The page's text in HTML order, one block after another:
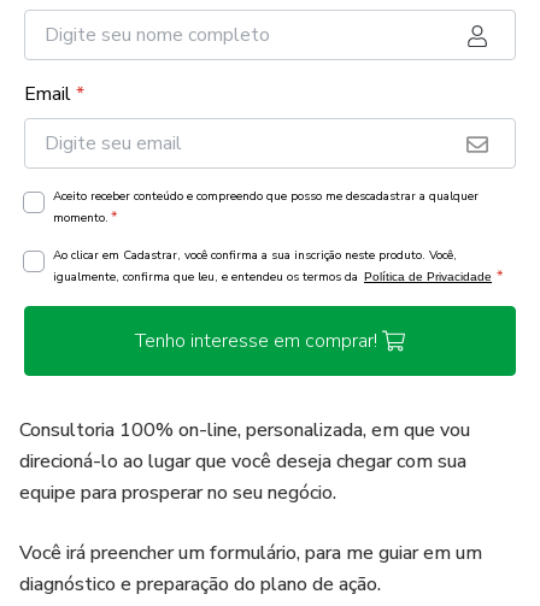
Email*
Aceito receber conteúdo e compreendo que posso me descadastrar a qualquer
momento. *
Ao clicar em Cadastrar, você confirma a sua inscrição neste produto. Você,
igualmente, confirma que leu, e entendeu os termos da Política de Privacidade *
Tenho interesse em comprar!
Consultoria 100% on-line, personalizada, em que vou
direcioná-lo ao lugar que você deseja chegar com sua
equipe para prosperar no seu negócio.
Você irá preencher um formulário, para me guiar em um
diagnóstico e preparação do plano de ação.